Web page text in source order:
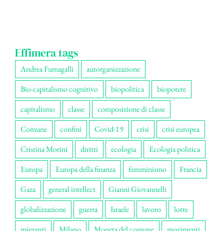
Effimera tags
Andrea Fumagalli
autorganizzazione
Bio-capitalismo cognitivo
biopolitica
biopotere
capitalismo
classe
composizione di classe
Comune
confini Covid-19 crisi
crisi europea
Cristina Morini
diritti ecologia
Ecologia politica
Europa
Europa della finanza femminismo
Francia
Gaza
general intellect
Gianni Giovannelli
globalizzazione
guerra Israele lavoro
lotte